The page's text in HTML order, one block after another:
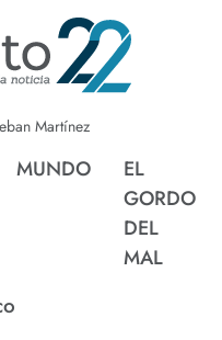
Martínez
MUNDO
EL
GORDO
DEL
MAL